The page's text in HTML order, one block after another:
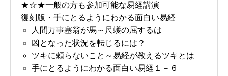
★☆★一般の方も参加可能な易経講演
復刻版・手にとるようにわかる面白い易経
人間万事塞翁が馬～尺蠖の屈するは
凶となった状況を転じるには？
ツキに頼らないこと～易経が教えるツキとは
手にとるようにわかる面白い易経１－６